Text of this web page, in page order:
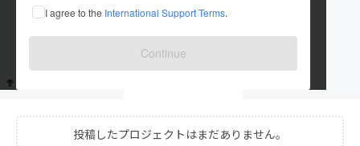
I agree to the International Support Terms.
Continue
出身国：未設定
投稿したプロジェクトはまだありません。